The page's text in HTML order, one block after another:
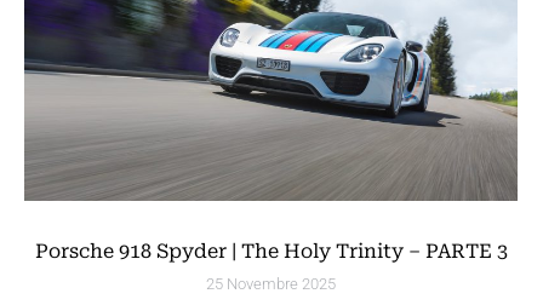
Porsche 918 Spyder | The Holy Trinity – PARTE 3
25 Novembre 2025